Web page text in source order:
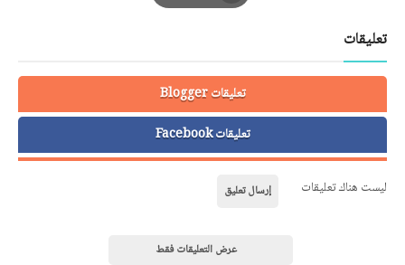
Print
تعليقات
تعليقات Blogger
تعليقات Facebook
ليست هناك تعليقات إرسال تعليق
عرض التعليقات فقط